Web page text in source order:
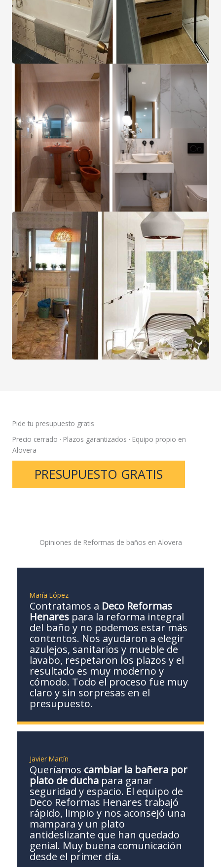
Pide tu presupuesto gratis
Precio cerrado · Plazos garantizados · Equipo propio en
Alovera
PRESUPUESTO GRATIS
Opiniones de Reformas de baños en Alovera
María López
Contratamos a Deco Reformas
Henares para la reforma integral
del baño y no podemos estar más
contentos. Nos ayudaron a elegir
azulejos, sanitarios y mueble de
lavabo, respetaron los plazos y el
resultado es muy moderno y
cómodo. Todo el proceso fue muy
claro y sin sorpresas en el
presupuesto.
Javier Martín
Queríamos cambiar la bañera por
plato de ducha para ganar
seguridad y espacio. El equipo de
Deco Reformas Henares trabajó
rápido, limpio y nos aconsejó una
mampara y un plato
antideslizante que han quedado
genial. Muy buena comunicación
desde el primer día.